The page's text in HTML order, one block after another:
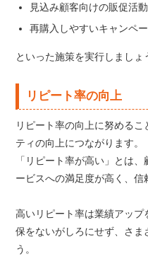
見込み顧客向けの販促活動
再購入しやすいキャンペ
といった施策を実行しましょ
リピート率の向上
リピート率の向上に努める
ティの向上につながります。
「リピート率が高い」とは
ービスへの満足度が高く、信
高いリピート率は業績アッ
保をないがしろにせず、さま
う。